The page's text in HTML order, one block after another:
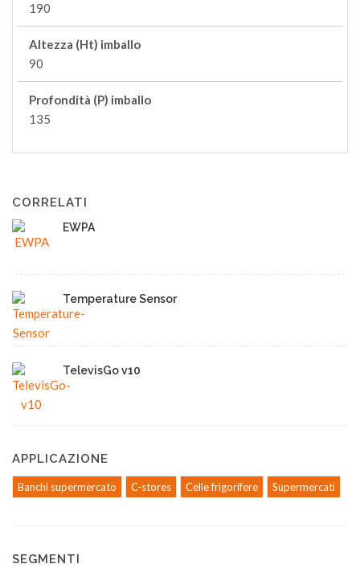
190
Altezza (Ht) imballo
90
Profondità (P) imballo
135
CORRELATI
EWPA
Temperature Sensor
TelevisGo v10
APPLICAZIONE
Banchi supermercato C-stores Celle frigorifere Supermercati
SEGMENTI